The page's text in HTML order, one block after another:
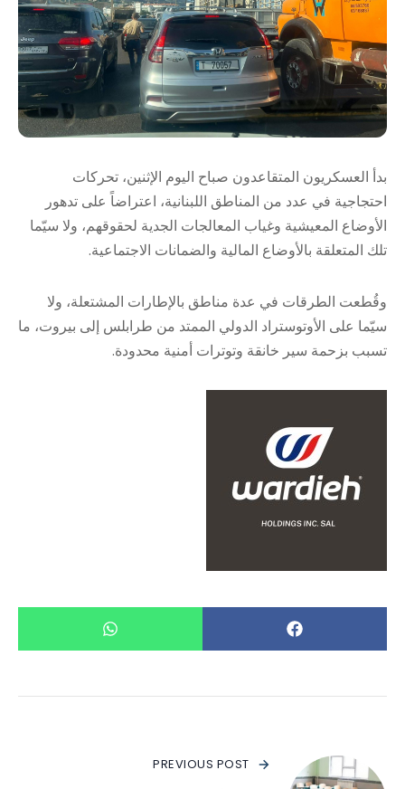
بدأ العسكريون المتقاعدون صباح اليوم الإثنين، تحركات
احتجاجية في عدد من المناطق اللبنانية، اعتراضاً على تدهور
الأوضاع المعيشية وغياب المعالجات الجدية لحقوقهم، ولا سيّما
تلك المتعلقة بالأوضاع المالية والضمانات الاجتماعية.
وقُطعت الطرقات في عدة مناطق بالإطارات المشتعلة، ولا
سيّما على الأوتوستراد الدولي الممتد من طرابلس إلى بيروت، ما
تسبب بزحمة سير خانقة وتوترات أمنية محدودة.
PREVIOUS POST